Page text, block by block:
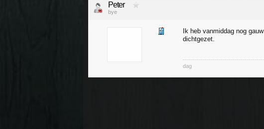
Peter
bye
Ik heb vanmiddag nog
dichtgezet.
dag